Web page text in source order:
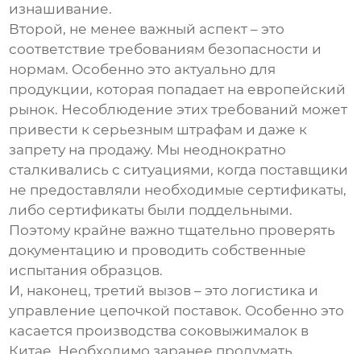
изнашивание.
Второй, не менее важный аспект – это
соответствие требованиям безопасности и
нормам. Особенно это актуально для
продукции, которая попадает на европейский
рынок. Несоблюдение этих требований может
привести к серьезным штрафам и даже к
запрету на продажу. Мы неоднократно
сталкивались с ситуациями, когда поставщики
не предоставляли необходимые сертификаты,
либо сертификаты были поддельными.
Поэтому крайне важно тщательно проверять
документацию и проводить собственные
испытания образцов.
И, наконец, третий вызов – это логистика и
управление цепочкой поставок. Особенно это
касается производства соковыжималок в